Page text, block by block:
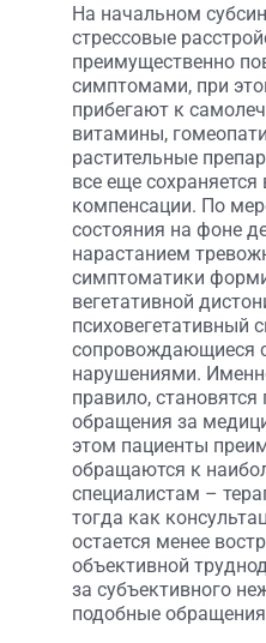
На начальном
стрессовые
преимущественно
симптомами, при
прибегают к
витамины,
растительные
все еще
компенсации. По
состояния на фоне
нарастанием
симптоматики
вегетативной
психовегетативный
сопровождающиеся
нарушениями.
правило,
обращения за
этом пациенты
обращаются к
специалистам –
тогда как
остается менее
объективной
за субъективного
подобные